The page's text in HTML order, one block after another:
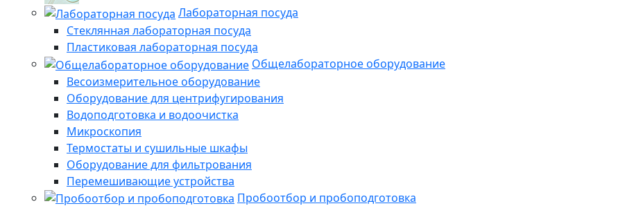
Лабораторная посуда
Стеклянная лабораторная посуда
Пластиковая лабораторная посуда
Общелабораторное оборудование
Весоизмерительное оборудование
Оборудование для центрифугирования
Водоподготовка и водоочистка
Микроскопия
Термостаты и сушильные шкафы
Оборудование для фильтрования
Перемешивающие устройства
Пробоотбор и пробоподготовка